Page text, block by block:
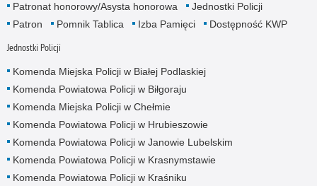
Patronat honorowy/Asysta honorowa
Jednostki Policji
Patron
Pomnik Tablica Izba Pamięci Dostępność KWP
Jednostki Policji
Komenda Miejska Policji w Białej Podlaskiej
Komenda Powiatowa Policji w Biłgoraju
Komenda Miejska Policji w Chełmie
Komenda Powiatowa Policji w Hrubieszowie
Komenda Powiatowa Policji w Janowie Lubelskim
Komenda Powiatowa Policji w Krasnymstawie
Komenda Powiatowa Policji w Kraśniku